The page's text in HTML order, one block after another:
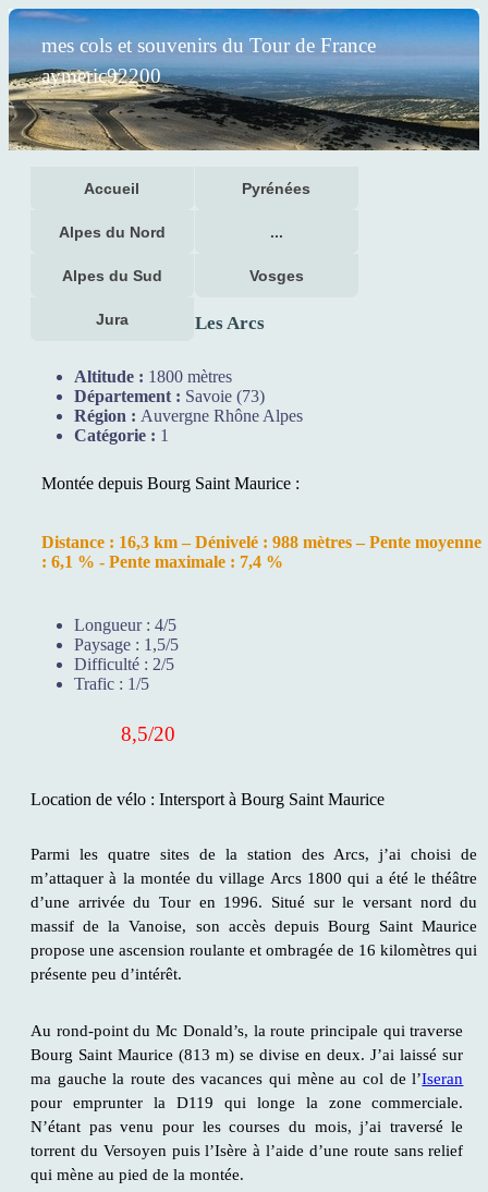
mes cols et souvenirs du Tour de France
aymeric92200
Accueil Pyrénées
Alpes du Nord ...
Alpes du Sud Vosges
Jura Les Arcs
Altitude : 1800 mètres
Département : Savoie (73)
Région : Auvergne Rhône Alpes
Catégorie : 1
Montée depuis Bourg Saint Maurice :
Distance : 16,3 km – Dénivelé : 988 mètres – Pente moyenne
: 6,1 % - Pente maximale : 7,4 %
Longueur : 4/5
Paysage : 1,5/5
Difficulté : 2/5
Trafic : 1/5
8,5/20
Location de vélo : Intersport à Bourg Saint Maurice
Parmi les quatre sites de la station des Arcs, j’ai choisi de
m’attaquer à la montée du village Arcs 1800 qui a été le théâtre
d’une arrivée du Tour en 1996. Situé sur le versant nord du
massif de la Vanoise, son accès depuis Bourg Saint Maurice
propose une ascension roulante et ombragée de 16 kilomètres qui
présente peu d’intérêt.
Au rond-point du Mc Donald’s, la route principale qui traverse
Bourg Saint Maurice (813 m) se divise en deux. J’ai laissé sur
ma gauche la route des vacances qui mène au col de l’Iseran
pour emprunter la D119 qui longe la zone commerciale.
N’étant pas venu pour les courses du mois, j’ai traversé le
torrent du Versoyen puis l’Isère à l’aide d’une route sans relief
qui mène au pied de la montée.